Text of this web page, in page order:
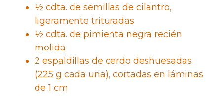
½ cdta. de semillas de cilantro,
ligeramente trituradas
½ cdta. de pimienta negra recién
molida
2 espaldillas de cerdo deshuesadas
(225 g cada una), cortadas en láminas
de 1 cm